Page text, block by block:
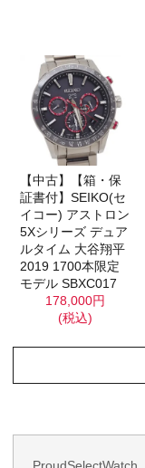
【中古】【箱・保
証書付】SEIKO(セ
イコー) アストロン
5Xシリーズ デュア
ルタイム 大谷翔平
2019 1700本限定
モデル SBXC017
178,000円
(税込)